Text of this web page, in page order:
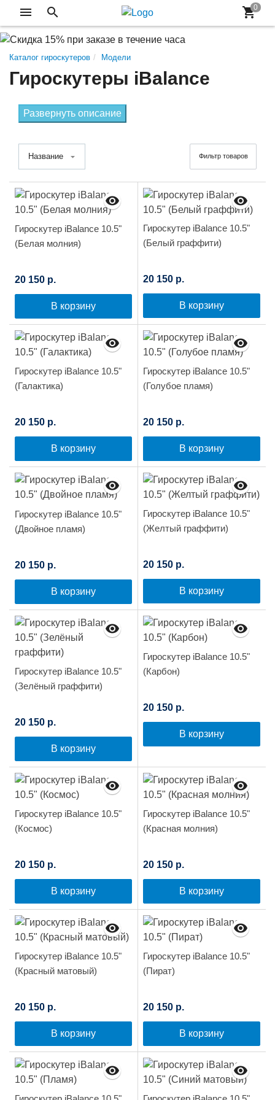
Каталог гироскутеров Модели
Гироскутеры iBalance
Развернуть описание
Название Фильтр товаров
Гироскутер iBalance 10.5"
(Белая молния)
20 150 р.
В корзину
Гироскутер iBalance 10.5"
(Белый граффити)
20 150 р.
В корзину
Гироскутер iBalance 10.5"
(Галактика)
20 150 р.
В корзину
Гироскутер iBalance 10.5"
(Голубое пламя)
20 150 р.
В корзину
Гироскутер iBalance 10.5"
(Двойное пламя)
20 150 р.
В корзину
Гироскутер iBalance 10.5"
(Желтый граффити)
20 150 р.
В корзину
Гироскутер iBalance 10.5"
(Зелёный граффити)
20 150 р.
В корзину
Гироскутер iBalance 10.5"
(Карбон)
20 150 р.
В корзину
Гироскутер iBalance 10.5"
(Космос)
20 150 р.
В корзину
Гироскутер iBalance 10.5"
(Красная молния)
20 150 р.
В корзину
Гироскутер iBalance 10.5"
(Красный матовый)
20 150 р.
В корзину
Гироскутер iBalance 10.5"
(Пират)
20 150 р.
В корзину